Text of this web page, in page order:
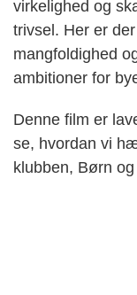
virkelighed og
trivsel. Her er
mangfoldighed
ambitioner for
Denne film er
se, hvordan vi
klubben, Børn